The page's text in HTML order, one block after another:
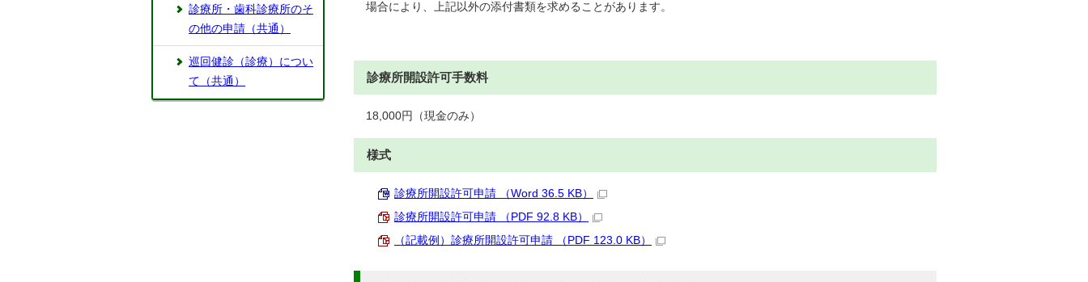
場合により、上記以外の添付書類を求めることがあります。
診療所開設許可手数料
18,000円（現金のみ）
様式
診療所開設許可申請 （Word 36.5 KB）
診療所開設許可申請 （PDF 92.8 KB）
（記載例）診療所開設許可申請 （PDF 123.0 KB）
診療所・歯科診療所のそ
の他の申請（共通）
巡回健診（診療）につい
て（共通）